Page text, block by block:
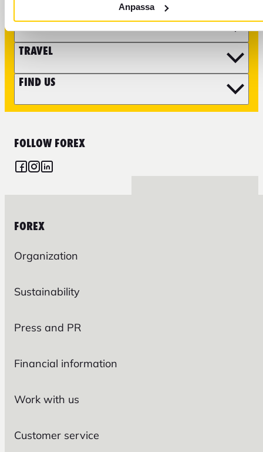
Anpassa
FOREX CREDIT CARD
TRAVEL
FIND US
FOLLOW FOREX
FOREX
Organization
Sustainability
Press and PR
Financial information
Work with us
Customer service